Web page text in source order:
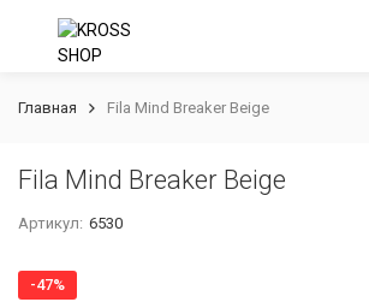
Главная Fila Mind Breaker Beige
Fila Mind Breaker Beige
Артикул: 6530
-47%